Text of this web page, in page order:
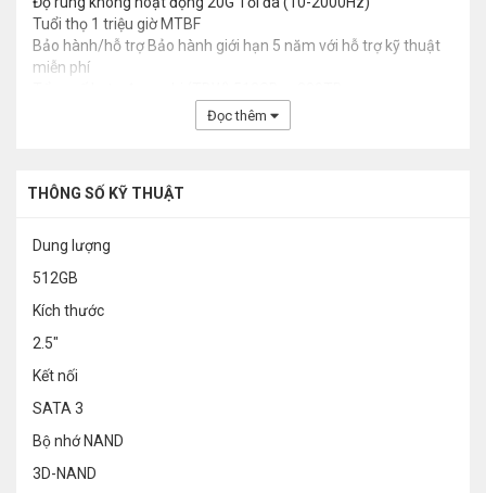
Tuổi thọ 1 triệu giờ MTBF
Bảo hành/hỗ trợ Bảo hành giới hạn 5 năm với hỗ trợ kỹ thuật
miễn phí
Đọc thêm
THÔNG SỐ KỸ THUẬT
Dung lượng
512GB
Kích thước
2.5"
Kết nối
SATA 3
Bộ nhớ NAND
3D-NAND